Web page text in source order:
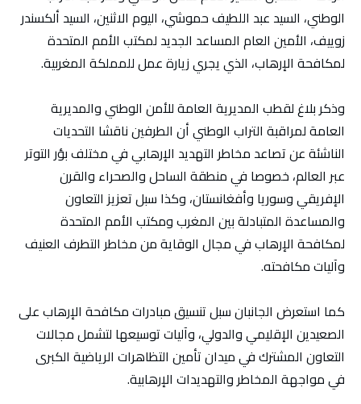
الوطني، السيد عبد اللطيف حموشي، اليوم الاثنين، السيد ألكسندر
زوييف، الأمين العام المساعد الجديد لمكتب الأمم المتحدة
لمكافحة الإرهاب، الذي يجري زيارة عمل للمملكة المغربية.
وذكر بلاغ لقطب المديرية العامة للأمن الوطني والمديرية
العامة لمراقبة التراب الوطني أن الطرفين ناقشا التحديات
الناشئة عن تصاعد مخاطر التهديد الإرهابي في مختلف بؤر التوتر
عبر العالم، خصوصا في منطقة الساحل والصحراء والقرن
الإفريقي وسوريا وأفغانستان، وكذا سبل تعزيز التعاون
والمساعدة المتبادلة بين المغرب ومكتب الأمم المتحدة
لمكافحة الإرهاب في مجال الوقاية من مخاطر التطرف العنيف
وآليات مكافحته.
كما استعرض الجانبان سبل تنسيق مبادرات مكافحة الإرهاب على
الصعيدين الإقليمي والدولي، وآليات توسيعها لتشمل مجالات
التعاون المشترك في ميدان تأمين التظاهرات الرياضية الكبرى
في مواجهة المخاطر والتهديدات الإرهابية.